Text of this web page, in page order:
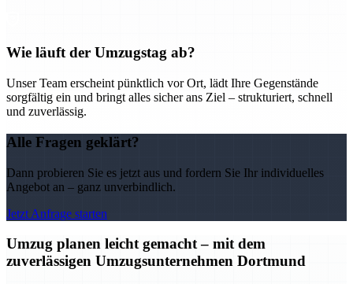
Wie läuft der Umzugstag ab?
Unser Team erscheint pünktlich vor Ort, lädt Ihre Gegenstände
sorgfältig ein und bringt alles sicher ans Ziel – strukturiert, schnell
und zuverlässig.
Alle Fragen geklärt?
Dann probieren Sie es jetzt aus und fordern Sie Ihr individuelles
Angebot an – ganz unverbindlich.
Jetzt Anfrage starten
Umzug planen leicht gemacht – mit dem
zuverlässigen Umzugsunternehmen Dortmund